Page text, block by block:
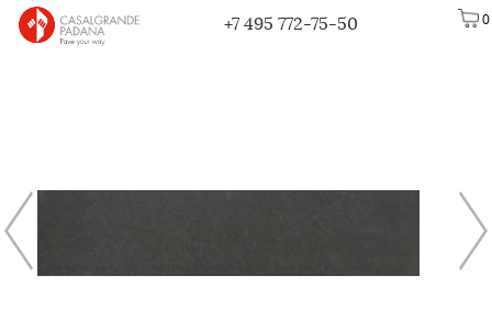
0
+7 495 772-75-50